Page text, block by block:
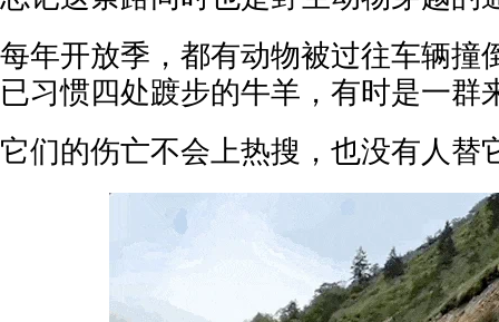
每年开放季，都有动物被过往车辆撞
已习惯四处踱步的牛羊，有时是一群
它们的伤亡不会上热搜，也没有人替